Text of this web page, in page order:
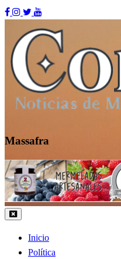
Skip
content
Contraste MDP
Massafra
Inicio
Política